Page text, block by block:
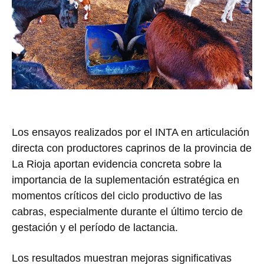
Los ensayos realizados por el INTA en articulación
directa con productores caprinos de la provincia de
La Rioja aportan evidencia concreta sobre la
importancia de la suplementación estratégica en
momentos críticos del ciclo productivo de las
cabras, especialmente durante el último tercio de
gestación y el período de lactancia.
Los resultados muestran mejoras significativas